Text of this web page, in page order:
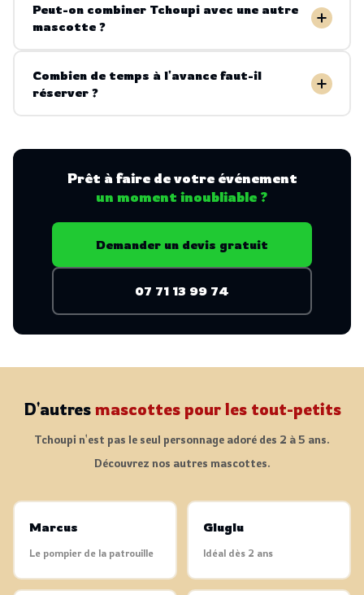
Peut-on combiner Tchoupi avec une autre
mascotte ?
Combien de temps à l'avance faut-il
réserver ?
Prêt à faire de votre événement
un moment inoubliable ?
Demander un devis gratuit
07 71 13 99 74
D'autres mascottes pour les tout-petits
Tchoupi n'est pas le seul personnage adoré des 2 à 5 ans.
Découvrez nos autres mascottes.
Marcus
Le pompier de la patrouille
Gluglu
Idéal dès 2 ans